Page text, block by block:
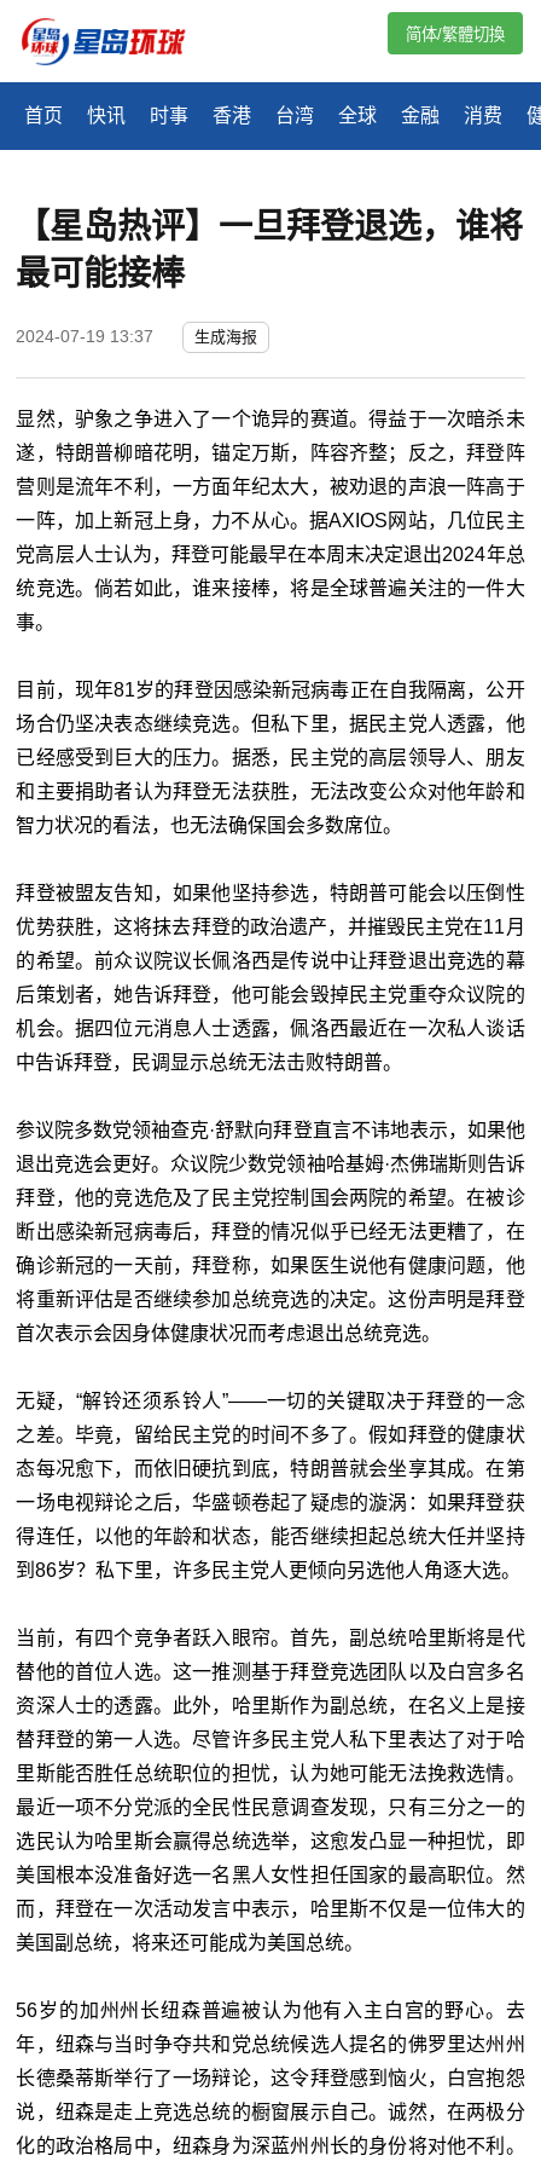
首页 快讯 时事 香港 台湾 全球 金融 消费
简体/繁體切換
【星岛热评】一旦拜登退选，谁将
最可能接棒
2024-07-19 13:37 生成海报
显然，驴象之争进入了一个诡异的赛道。得益于一次暗杀未
遂，特朗普柳暗花明，锚定万斯，阵容齐整；反之，拜登阵
营则是流年不利，一方面年纪太大，被劝退的声浪一阵高于
一阵，加上新冠上身，力不从心。据AXIOS网站，几位民主
党高层人士认为，拜登可能最早在本周末决定退出2024年总
统竞选。倘若如此，谁来接棒，将是全球普遍关注的一件大
事。
目前，现年81岁的拜登因感染新冠病毒正在自我隔离，公开
场合仍坚决表态继续竞选。但私下里，据民主党人透露，他
已经感受到巨大的压力。据悉，民主党的高层领导人、朋友
和主要捐助者认为拜登无法获胜，无法改变公众对他年龄和
智力状况的看法，也无法确保国会多数席位。
拜登被盟友告知，如果他坚持参选，特朗普可能会以压倒性
优势获胜，这将抹去拜登的政治遗产，并摧毁民主党在11月
的希望。前众议院议长佩洛西是传说中让拜登退出竞选的幕
后策划者，她告诉拜登，他可能会毁掉民主党重夺众议院的
机会。据四位元消息人士透露，佩洛西最近在一次私人谈话
中告诉拜登，民调显示总统无法击败特朗普。
参议院多数党领袖查克·舒默向拜登直言不讳地表示，如果他
退出竞选会更好。众议院少数党领袖哈基姆·杰佛瑞斯则告诉
拜登，他的竞选危及了民主党控制国会两院的希望。在被诊
断出感染新冠病毒后，拜登的情况似乎已经无法更糟了，在
确诊新冠的一天前，拜登称，如果医生说他有健康问题，他
将重新评估是否继续参加总统竞选的决定。这份声明是拜登
首次表示会因身体健康状况而考虑退出总统竞选。
无疑，“解铃还须系铃人”——一切的关键取决于拜登的一念
之差。毕竟，留给民主党的时间不多了。假如拜登的健康状
态每况愈下，而依旧硬抗到底，特朗普就会坐享其成。在第
一场电视辩论之后，华盛顿卷起了疑虑的漩涡：如果拜登获
得连任，以他的年龄和状态，能否继续担起总统大任并坚持
到86岁？私下里，许多民主党人更倾向另选他人角逐大选。
当前，有四个竞争者跃入眼帘。首先，副总统哈里斯将是代
替他的首位人选。这一推测基于拜登竞选团队以及白宫多名
资深人士的透露。此外，哈里斯作为副总统，在名义上是接
替拜登的第一人选。尽管许多民主党人私下里表达了对于哈
里斯能否胜任总统职位的担忧，认为她可能无法挽救选情。
最近一项不分党派的全民性民意调查发现，只有三分之一的
选民认为哈里斯会赢得总统选举，这愈发凸显一种担忧，即
美国根本没准备好选一名黑人女性担任国家的最高职位。然
而，拜登在一次活动发言中表示，哈里斯不仅是一位伟大的
美国副总统，将来还可能成为美国总统。
56岁的加州州长纽森普遍被认为他有入主白宫的野心。去
年，纽森与当时争夺共和党总统候选人提名的佛罗里达州州
长德桑蒂斯举行了一场辩论，这令拜登感到恼火，白宫抱怨
说，纽森是走上竞选总统的橱窗展示自己。诚然，在两极分
化的政治格局中，纽森身为深蓝州州长的身份将对他不利。